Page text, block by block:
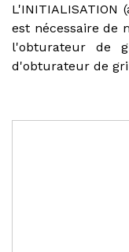
L'INITIALISATION
est nécessaire de
l'obturateur de
d'obturateur de